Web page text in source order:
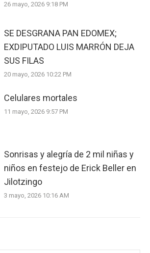
26 mayo, 2026 9:18 PM
SE DESGRANA PAN EDOMEX;
EXDIPUTADO LUIS MARRÓN DEJA
SUS FILAS
20 mayo, 2026 10:22 PM
Celulares mortales
11 mayo, 2026 9:57 PM
Sonrisas y alegría de 2 mil niñas y
niños en festejo de Erick Beller en
Jilotzingo
3 mayo, 2026 10:16 AM